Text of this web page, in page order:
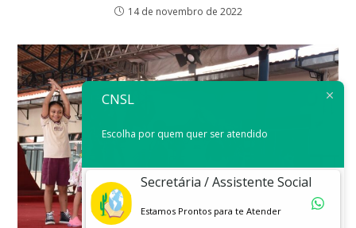
14 de novembro de 2022
CNSL
Escolha por quem quer ser atendido
Secretária / Assistente Social
Estamos Prontos para te Atender